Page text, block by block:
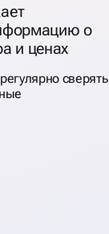
о
и ценах
сверять